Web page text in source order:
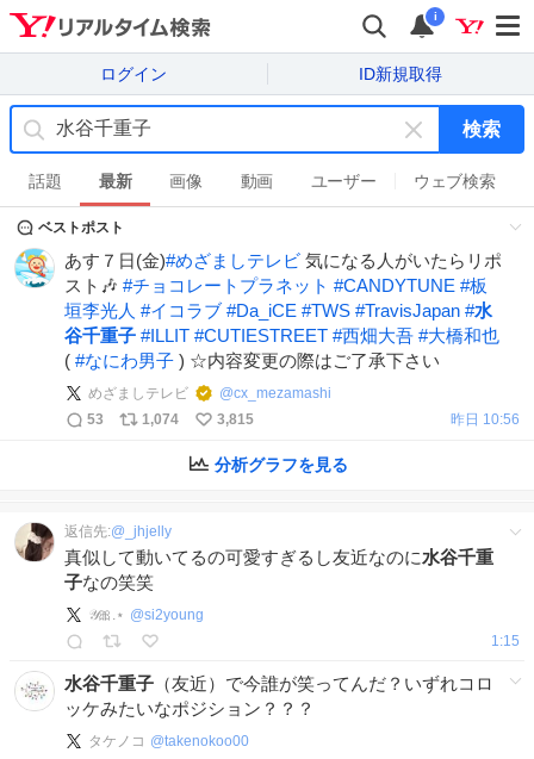
i
ログイン ID新規取得
キ
ー
ワ
ド
を
消
す
検索
話題 最新 画像 動画 ユーザー ウェブ検索
ベストポスト
あす７日(金)#めざましテレビ 気になる人がいたらリポ
スト🎶 #チョコレートプラネット #CANDYTUNE #板
垣李光人 #イコラブ #Da_iCE #TWS #TravisJapan #水
谷千重子 #ILLIT #CUTIESTREET #西畑大吾 #大橋和也
( #なにわ男子 ) ☆内容変更の際はご了承下さい
めざましテレビ @cx_mezamashi
53
1,074 3,815 昨日 10:56
分析グラフを見る
返信先:@ _jhjelly
真似して動いてるの可愛すぎるし友近なのに水谷千重
子なの笑笑
𝒴🎀.⋆ @si2young
1:15
水谷千重子 （友近）で今誰が笑ってんだ？いずれコロ
ッケみたいなポジション？？？
タケノコ @takenokoo00